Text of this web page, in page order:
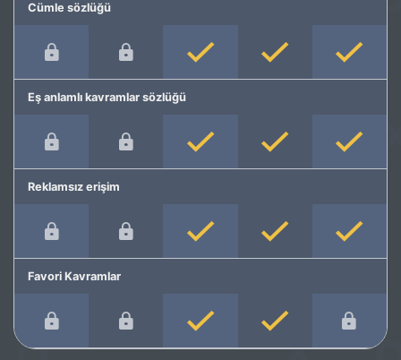
Cümle sözlüğü
Eş anlamlı kavramlar sözlüğü
Reklamsız erişim
Favori Kavramlar